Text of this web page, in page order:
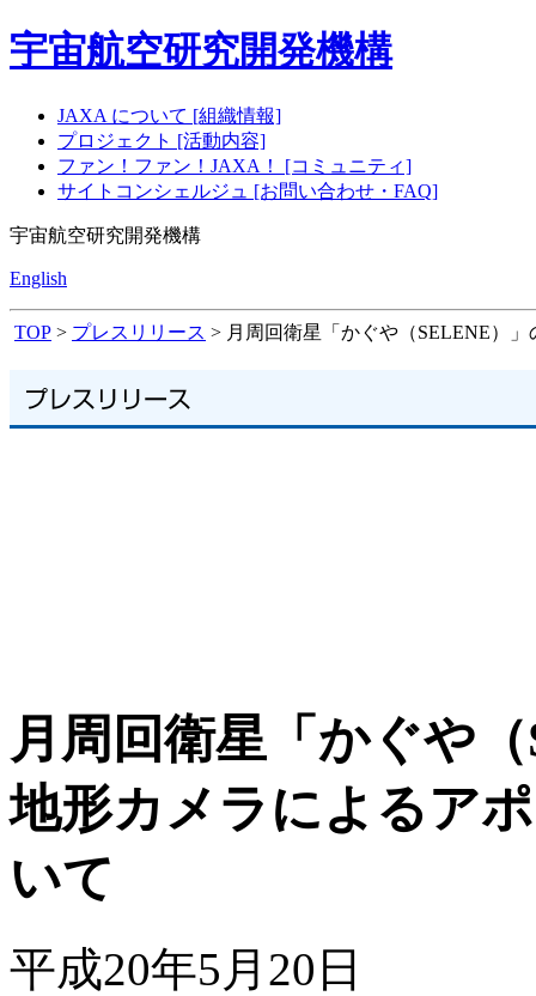
宇宙航空研究開発機構
JAXA について [組織情報]
プロジェクト [活動内容]
ファン！ファン！JAXA！ [コミュニティ]
サイトコンシェルジュ [お問い合わせ・FAQ]
宇宙航空研究開発機構
English
TOP > プレスリリース > 月周回衛星「かぐや（SELENE）
月周回衛星「かぐや
地形カメラによるア
いて
平成20年5月20日